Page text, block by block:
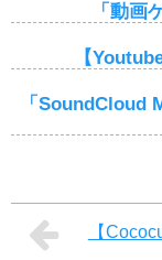
「動画
【
「SoundCloud
【